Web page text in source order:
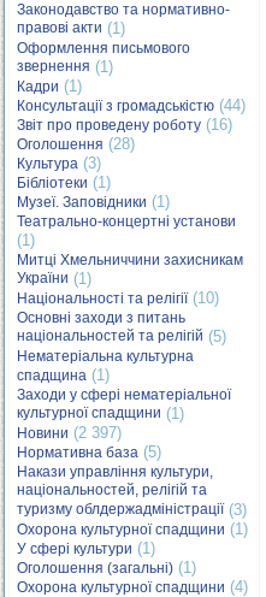
Законодавство та нормативно-
правові акти (1)
Оформлення письмового
звернення (1)
Кадри (1)
Консультації з громадськістю (44)
Звіт про проведену роботу (16)
Оголошення (28)
Культура (3)
Бібліотеки (1)
Музеї. Заповідники (1)
Театрально-концертні установи
(1)
Митці Хмельниччини захисникам
України (1)
Національності та релігії(10)
Основні заходи з питань
національностей та релігій (5)
Нематеріальна культурна
спадщина (1)
Заходи у сфері нематеріальної
культурної спадщини (1)
Новини (2 397)
Нормативна база (5)
Накази управління культури,
національностей, релігій та
туризму облдержадміністрації(3)
Охорона культурної спадщини (1)
У сфері культури (1)
Оголошення (загальні) (1)
Охорона культурної спадщини (4)